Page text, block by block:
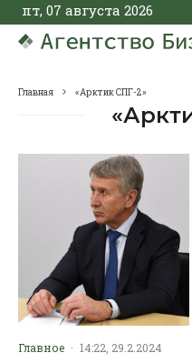
пт, 07 августа 2026
Главная «Арктик СПГ-2»
Главное · 14:22, 29.2.2024